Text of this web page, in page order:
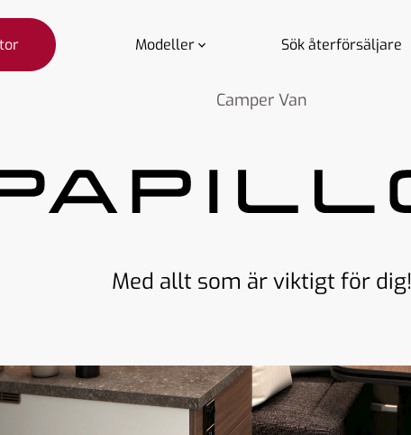
Modeller Sök återförsäljare
Camper Van
Med allt som är viktigt för dig!